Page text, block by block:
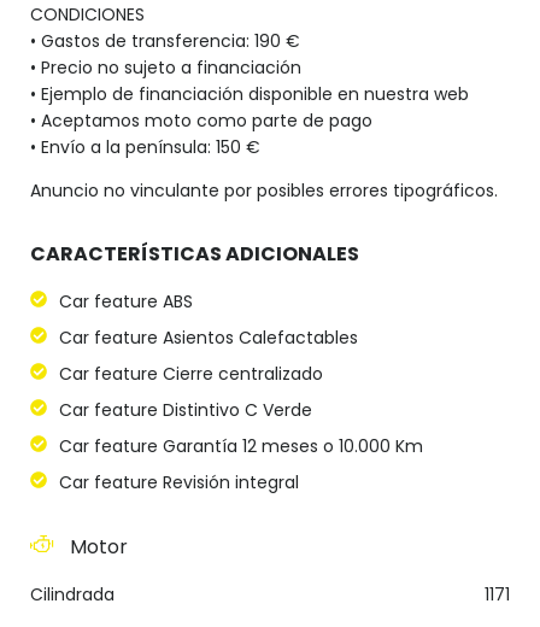
CONDICIONES
• Gastos de transferencia: 190 €
• Precio no sujeto a financiación
• Ejemplo de financiación disponible en nuestra web
• Aceptamos moto como parte de pago
• Envío a la península: 150 €
Anuncio no vinculante por posibles errores tipográficos.
CARACTERÍSTICAS ADICIONALES
Car feature ABS
Car feature Asientos Calefactables
Car feature Cierre centralizado
Car feature Distintivo C Verde
Car feature Garantía 12 meses o 10.000 Km
Car feature Revisión integral
Motor
Cilindrada
1171